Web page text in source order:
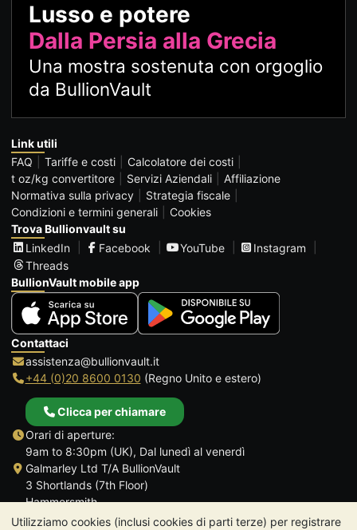
Utilizziamo cookies (inclusi cookies di parti terze) per registrare
Lusso e potere
Dalla Persia alla Grecia
Una mostra sostenuta con orgoglio
da BullionVault
Link utili
FAQ
Tariffe e costi
Calcolatore dei costi
t oz/kg convertitore
Servizi Aziendali
Affiliazione
Normativa sulla privacy
Strategia fiscale
Condizioni e termini generali
Cookies
Trova Bullionvault su
LinkedIn
Facebook YouTube
Instagram
Threads
BullionVault mobile app
Contattaci
assistenza@bullionvault.it
+44 (0)20 8600 0130 (Regno Unito e estero)
Clicca per chiamare
Orari di aperture:
9am to 8:30pm (UK), Dal lunedì al venerdì
Galmarley Ltd T/A BullionVault
3 Shortlands (7th Floor)
Hammersmith
Londra